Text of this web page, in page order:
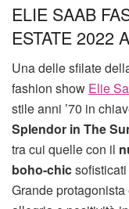
ELIE SAAB
ESTATE 2022
Una delle sfilate
fashion show Elie
stile anni ’70 in
Splendor in The
tra cui quelle con il
boho-chic
Grande